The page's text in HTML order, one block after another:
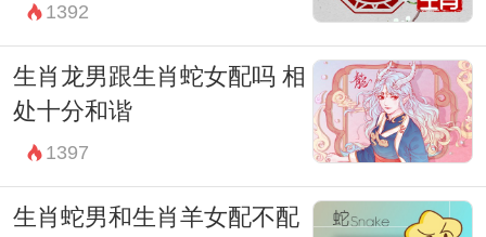
1392
生肖龙男跟生肖蛇女配吗 相
处十分和谐
1397
生肖蛇男和生肖羊女配不配